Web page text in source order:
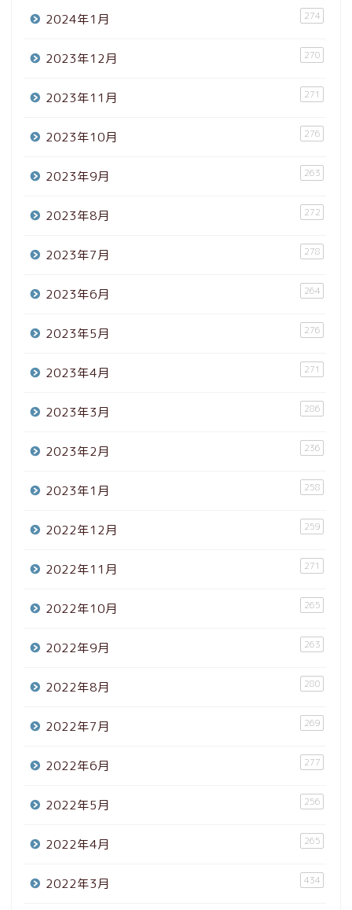
2024年1月 274
2023年12月 270
2023年11月 271
2023年10月 276
2023年9月 263
2023年8月 272
2023年7月 278
2023年6月 264
2023年5月 276
2023年4月 271
2023年3月 286
2023年2月 236
2023年1月 258
2022年12月 259
2022年11月 271
2022年10月 265
2022年9月 263
2022年8月 280
2022年7月 269
2022年6月 277
2022年5月 256
2022年4月 265
2022年3月 434